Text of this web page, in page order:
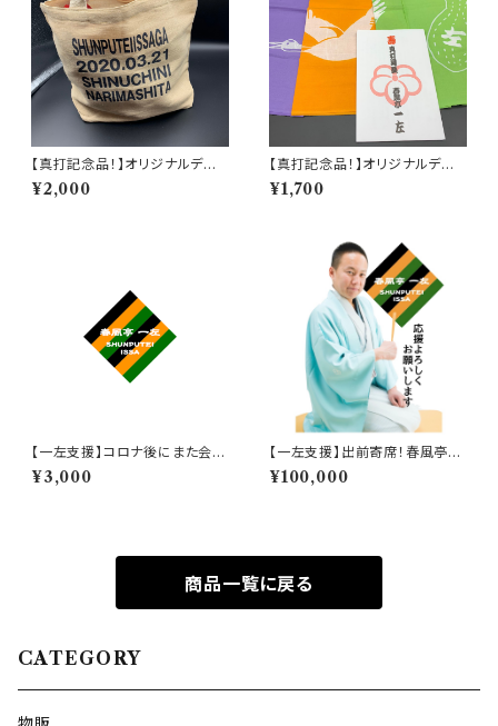
【真打記念品！】オリジナルデザ
イントートバック
¥2,000
【真打記念品！】オリジナルデザ
イン 手拭い
¥1,700
【一左支援】コロナ後にまた会い
ましょう券 3,000円
¥3,000
【一左支援】出前寄席！春風亭一
左を全力で応援 !! 100,000円
¥100,000
商品一覧に戻る
CATEGORY